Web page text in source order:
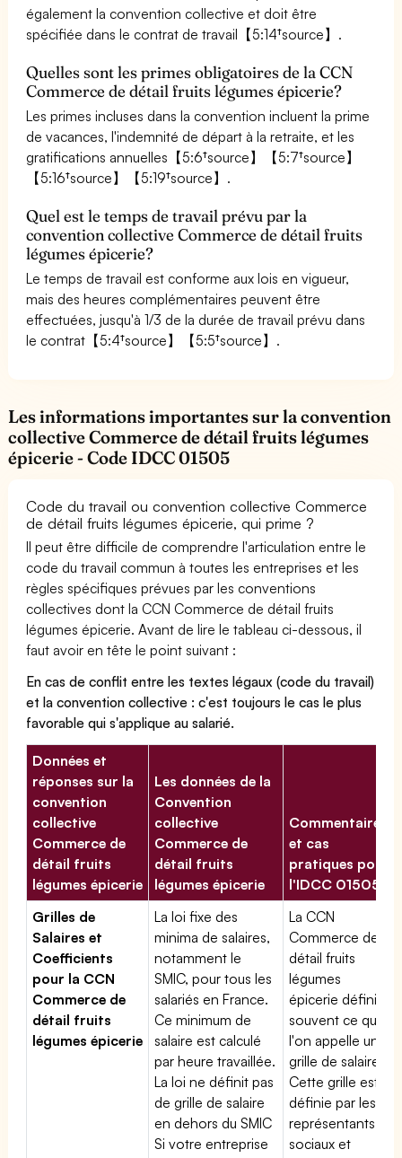
également la convention collective et doit être
spécifiée dans le contrat de travail【5:14†source】.
Quelles sont les primes obligatoires de la CCN
Commerce de détail fruits légumes épicerie?
Les primes incluses dans la convention incluent la prime
de vacances, l'indemnité de départ à la retraite, et les
gratifications annuelles【5:6†source】【5:7†source】
【5:16†source】【5:19†source】.
Quel est le temps de travail prévu par la
convention collective Commerce de détail fruits
légumes épicerie?
Le temps de travail est conforme aux lois en vigueur,
mais des heures complémentaires peuvent être
effectuées, jusqu'à 1/3 de la durée de travail prévu dans
le contrat【5:4†source】【5:5†source】.
Les informations importantes sur la convention
collective Commerce de détail fruits légumes
épicerie - Code IDCC 01505
Code du travail ou convention collective Commerce
de détail fruits légumes épicerie, qui prime ?
Il peut être difficile de comprendre l'articulation entre le
code du travail commun à toutes les entreprises et les
règles spécifiques prévues par les conventions
collectives dont la CCN Commerce de détail fruits
légumes épicerie. Avant de lire le tableau ci-dessous, il
faut avoir en tête le point suivant :
En cas de conflit entre les textes légaux (code du travail)
et la convention collective : c'est toujours le cas le plus
favorable qui s'applique au salarié.
Données et
réponses sur la
convention
collective
Commerce de
détail fruits
légumes épicerie
Les données de la
Convention
collective
Commerce de
détail fruits
légumes épicerie
Commentaires
et cas
pratiques pour
l'IDCC 01505
Grilles de
Salaires et
Coefficients
pour la CCN
Commerce de
détail fruits
légumes épicerie
La loi fixe des
minima de salaires,
notamment le
SMIC, pour tous les
salariés en France.
Ce minimum de
salaire est calculé
par heure travaillée.
La loi ne définit pas
de grille de salaire
en dehors du SMIC
Si votre entreprise
La CCN
Commerce de
détail fruits
légumes
épicerie définit
souvent ce que
l'on appelle une
grille de salaires.
Cette grille est
définie par les
représentants
sociaux et